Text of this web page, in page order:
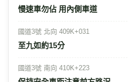
慢速車勿佔 用內側車道
國道3號 北向 409K+031
至九如約15分
國道3號 南向 410K+223